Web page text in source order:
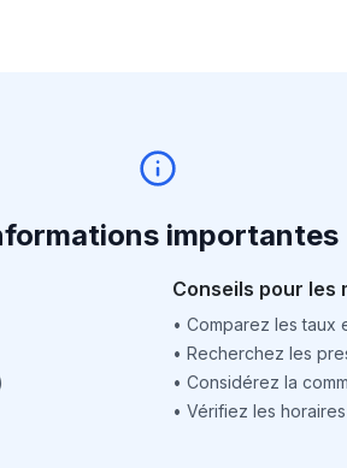
importantes
Conseils pour les
• Comparez les taux
• Recherchez les
• Considérez la
• Vérifiez les